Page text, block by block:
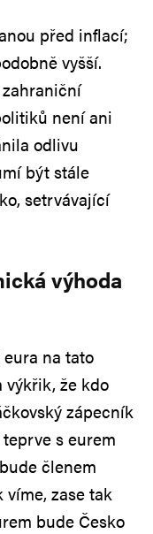
před inflací;
vyšší.
není ani
odlivu
být stále
setrvávající
výhoda
na tato
výkřik, že kdo
zápecník
s eurem
členem
zase tak
bude Česko